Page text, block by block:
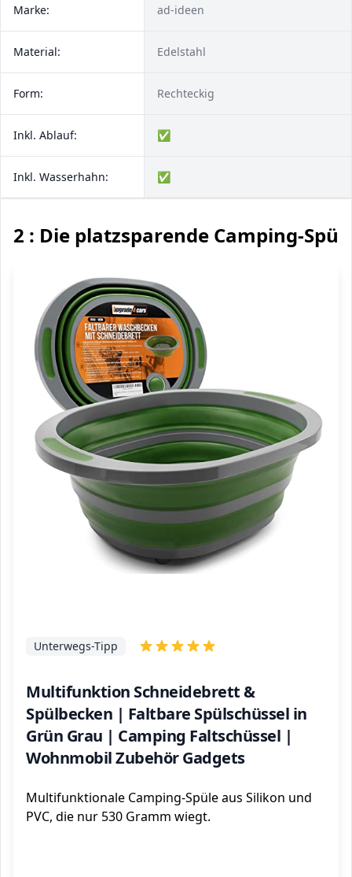
Marke: ad-ideen
Material: Edelstahl
Form: Rechteckig
Inkl. Ablauf: ✅
Inkl. Wasserhahn: ✅
2 : Die platzsparende Camping-
Multifunktion Schneidebrett &
Spülbecken | Faltbare Spülschüssel in
Grün Grau | Camping Faltschüssel |
Wohnmobil Zubehör Gadgets
Unterwegs-Tipp
Multifunktionale Camping-Spüle aus Silikon und
PVC, die nur 530 Gramm wiegt.